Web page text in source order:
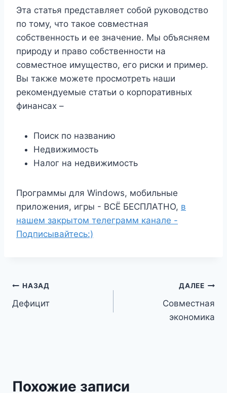
Эта статья представляет собой руководство
по тому, что такое совместная
собственность и ее значение. Мы объясняем
природу и право собственности на
совместное имущество, его риски и пример.
Вы также можете просмотреть наши
рекомендуемые статьи о корпоративных
финансах –
Поиск по названию
Недвижимость
Налог на недвижимость
Программы для Windows, мобильные
приложения, игры - ВСЁ БЕСПЛАТНО, в
нашем закрытом телеграмм канале -
Подписывайтесь:)
Навигация
по
НАЗАД
Дефицит
ДАЛЕЕ
Совместная
экономика
Похожие записи